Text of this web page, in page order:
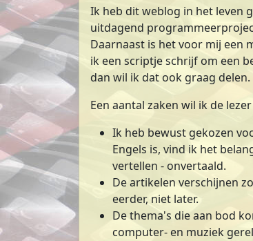
Ik heb dit weblog in het leven
uitdagend
Daarnaast is het voor mij een
ik een scriptje schrijf om een
dan wil ik dat ook graag delen.
Een aantal zaken wil ik de
Ik heb bewust gekozen
Engels is, vind ik het
vertellen - onvertaald.
De artikelen verschijnen
eerder, niet later.
De thema's die aan bod
computer- en muziek